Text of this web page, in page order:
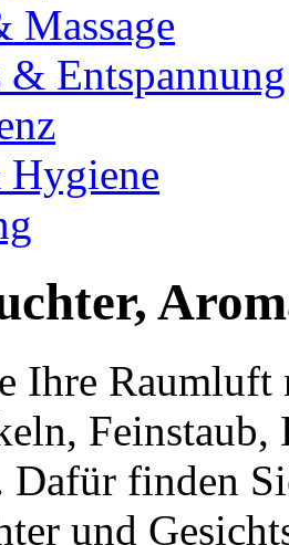
Massage
& Entspannung
Ihre
Feinstaub,
finden
und